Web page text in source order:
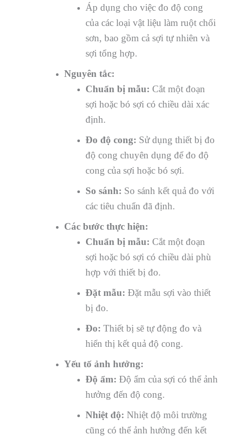
Áp dụng cho việc đo độ cong
của các loại vật liệu làm ruột chổi
sơn, bao gồm cả sợi tự nhiên và
sợi tổng hợp.
Nguyên tắc:
Chuẩn bị mẫu: Cắt một đoạn
sợi hoặc bó sợi có chiều dài xác
định.
Đo độ cong: Sử dụng thiết bị đo
độ cong chuyên dụng để đo độ
cong của sợi hoặc bó sợi.
So sánh: So sánh kết quả đo với
các tiêu chuẩn đã định.
Các bước thực hiện:
Chuẩn bị mẫu: Cắt một đoạn
sợi hoặc bó sợi có chiều dài phù
hợp với thiết bị đo.
Đặt mẫu: Đặt mẫu sợi vào thiết
bị đo.
Đo: Thiết bị sẽ tự động đo và
hiển thị kết quả độ cong.
Yếu tố ảnh hưởng:
Độ ẩm: Độ ẩm của sợi có thể ảnh
hưởng đến độ cong.
Nhiệt độ: Nhiệt độ môi trường
cũng có thể ảnh hưởng đến kết